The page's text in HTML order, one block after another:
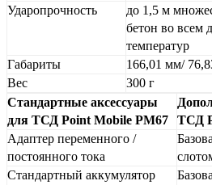
Ударопрочность
до 1,5 м
бетон во всем
температур
Габариты
166,01 мм/
Вес
300 г
Стандартные аксессуары
для ТСД Point Mobile PM67
ТСД
Адаптер переменного /
постоянного тока
Стандартный аккумулятор